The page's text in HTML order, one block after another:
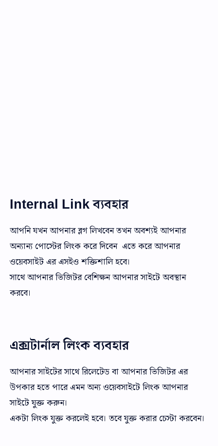
Internal Link ব্যবহার
আপনি যখন আপনার ব্লগ লিখবেন তখন অবশ্যই আপনার
অন্যান্য পোস্টের লিংক করে দিবেন এতে করে আপনার
ওয়েবসাইট এর এসইও শক্তিশালি হবে।
সাথে আপনার ভিজিটর বেশিক্ষন আপনার সাইটে অবস্থান
করবে।
এক্সটার্নাল লিংক ব্যবহার
আপনার সাইটের সাথে রিলেটেড বা আপনার ভিজিটর এর
উপকার হতে পারে এমন অন্য ওয়েবসাইটে লিংক আপনার
সাইটে যুক্ত করুন।
একটা লিংক যুক্ত করলেই হবে। তবে যুক্ত করার চেস্টা করবেন।